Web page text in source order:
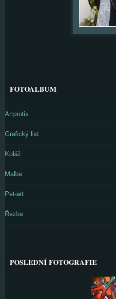
FOTOALBUM
Artprotis
Grafický list
Koláž
Malba
Pet-art
Řezba
POSLEDNÍ FOTOGRAFIE